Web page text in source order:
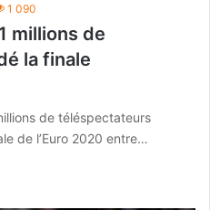
1 090
millions de
la finale
de téléspectateurs
de l’Euro 2020 entre…